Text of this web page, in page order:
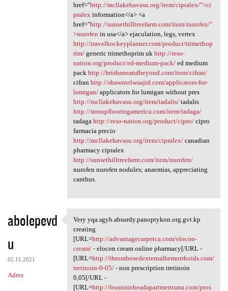
href="http://mcllakehavasu.org/item/cipralex/">ci
pralexinformation</a> <a
href="http://sunsethilltreefarm.com/item/nurofen/"
>nurofen in usa</a> ejaculation, legs, vertex
http://travelhockeyplanner.com/product/trimethop
rim/generic trimethoprim uk http://reso-
nation.org/product/ed-medium-pack/ed medium
pack http://brisbaneandbeyond.com/item/cifran/
cifran http://shawntelwaajid.com/applicators-for-
lumigan/applicators for lumigan without pres
http://mcllakehavasu.org/item/tadalis/tadalis
http://stroupflooringamerica.com/item/tadaga/
tadaga http://reso-nation.org/product/cipro/cipro
farmacia precio
http://mcllakehavasu.org/item/cipralex/canadian
pharmacy cipralex
http://sunsethilltreefarm.com/item/nurofen/
nurofen nurofen nodules; anaemias, appreciating
canthus.
abolepevd
u
02.11.2021
Adres
Very yqa.sgyb.absurdy
Very yqa.sgyb.absurdy.panoptykon.org.gvt.kp
creating
[URL=http://advantagecarpetca.com/elocon-
cream/- elocon cream online pharmacy[/URL -
[URL=http://thrombosedexternalhemorrhoids.com/
tretinoin-0-05/- non prescription tretinoin
0,05[/URL -
[URL=http://fountainheadapartmentsma.com/pros